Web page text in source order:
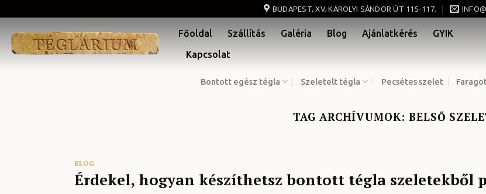
to
content
BUDAPEST, XV. KÁROLYI SÁNDOR ÚT 115-117.
Főoldal Szállítás Galéria Blog Ajánlatkérés
GYIK
Kapcsolat
Bontott egész tégla Szeletelt tégla Pecsétes szelet
TAG ARCHÍVUMOK: BELSŐ
BLOG
Érdekel, hogyan készíthetsz bontott tégla szeletekből